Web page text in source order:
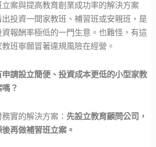
案與提高教育創業成功率的解決方案
投資一間家教班、補習班或安親班，是
報酬率極低的一門生意。也難怪，有這
班寧願冒著違規風險在經營。
請設立簡便、投資成本更低的小型家教
？
實的解決方案： 先設立教育顧問公司，
再做補習班立案。